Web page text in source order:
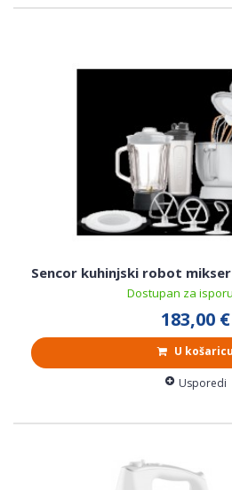
Sencor kuhinjski robot mikser
Dostupan za
183,00 €
U košaricu
Usporedi